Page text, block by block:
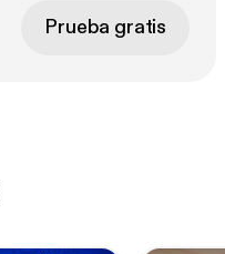
Prueba gratis